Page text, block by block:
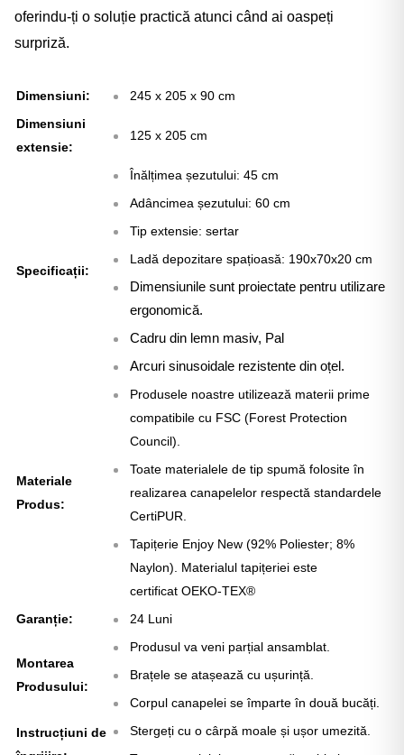
oferindu-ți o soluție practică atunci când ai oaspeți
surpriză.
Dimensiuni:
245 x 205 x 90 cm
Dimensiuni
extensie:
125 x 205 cm
Specificații:
Înălțimea șezutului: 45 cm
Adâncimea șezutului: 60 cm
Tip extensie: sertar
Ladă depozitare spațioasă: 190x70x20 cm
Dimensiunile sunt proiectate pentru utilizare
ergonomică.
Cadru din lemn masiv, Pal
Arcuri sinusoidale rezistente din oțel.
Materiale
Produs:
Produsele noastre utilizează materii prime
compatibile cu FSC (Forest Protection
Council).
Toate materialele de tip spumă folosite în
realizarea canapelelor respectă standardele
CertiPUR.
Tapițerie Enjoy New (92% Poliester; 8%
Naylon). Materialul tapițeriei este
certificat OEKO-TEX®
Garanție:
24 Luni
Montarea
Produsului:
Produsul va veni parțial ansamblat.
Brațele se atașează cu ușurință.
Corpul canapelei se împarte în două bucăți.
Instrucțiuni de
Stergeți cu o cârpă moale și ușor umezită.